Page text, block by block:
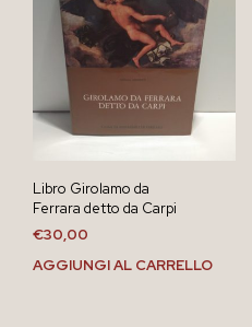
Libro Girolamo da
Ferrara detto da Carpi
€30,00
AGGIUNGI AL CARRELLO